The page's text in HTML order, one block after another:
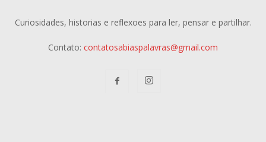
Curiosidades, historias e reflexoes para ler, pensar e partilhar.
Contato: contatosabiaspalavras@gmail.com